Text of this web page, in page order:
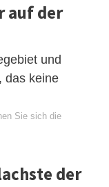
auf der
und
das keine
Sie sich die
der